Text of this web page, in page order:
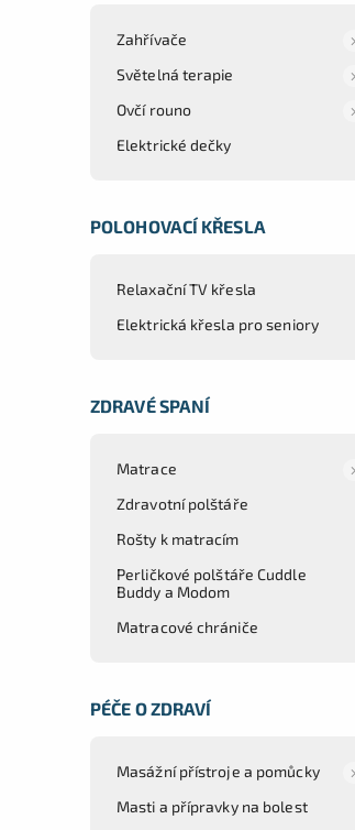
Zahřívače
Světelná terapie
Ovčí rouno
Elektrické dečky
POLOHOVACÍ KŘESLA
Relaxační TV křesla
Elektrická křesla pro seniory
ZDRAVÉ SPANÍ
Matrace
Zdravotní polštáře
Rošty k matracím
Perličkové polštáře Cuddle
Buddy a Modom
Matracové chrániče
PÉČE O ZDRAVÍ
Masážní přístroje a pomůcky
Masti a přípravky na bolest